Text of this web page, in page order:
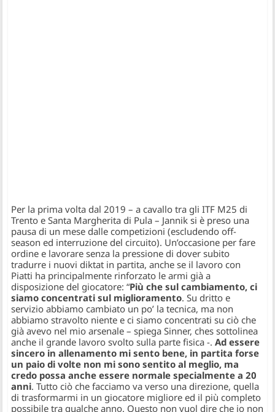
Per la prima volta dal 2019 – a cavallo tra gli ITF M25 di
Trento e Santa Margherita di Pula – Jannik si è preso una
pausa di un mese dalle competizioni (escludendo off-
season ed interruzione del circuito). Un’occasione per fare
ordine e lavorare senza la pressione di dover subito
tradurre i nuovi diktat in partita, anche se il lavoro con
Piatti ha principalmente rinforzato le armi già a
disposizione del giocatore:“Più che sul cambiamento, ci
siamo concentrati sul miglioramento. Su dritto e
servizio abbiamo cambiato un po’ la tecnica, ma non
abbiamo stravolto niente e ci siamo concentrati su ciò che
già avevo nel mio arsenale –spiega Sinner, ches sottolinea
anche il grande lavoro svolto sulla parte fisica -.Ad essere
sincero in allenamento mi sento bene, in partita forse
un paio di volte non mi sono sentito al meglio, ma
credo possa anche essere normale specialmente a 20
anni. Tutto ciò che facciamo va verso una direzione, quella
di trasformarmi in un giocatore migliore ed il più completo
possibile tra qualche anno. Questo non vuol dire che io non